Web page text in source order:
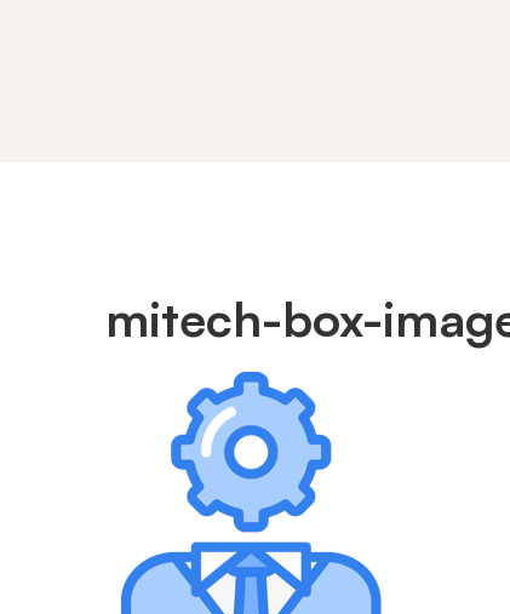
mitech-
box-
image-
style-
mitech-box-